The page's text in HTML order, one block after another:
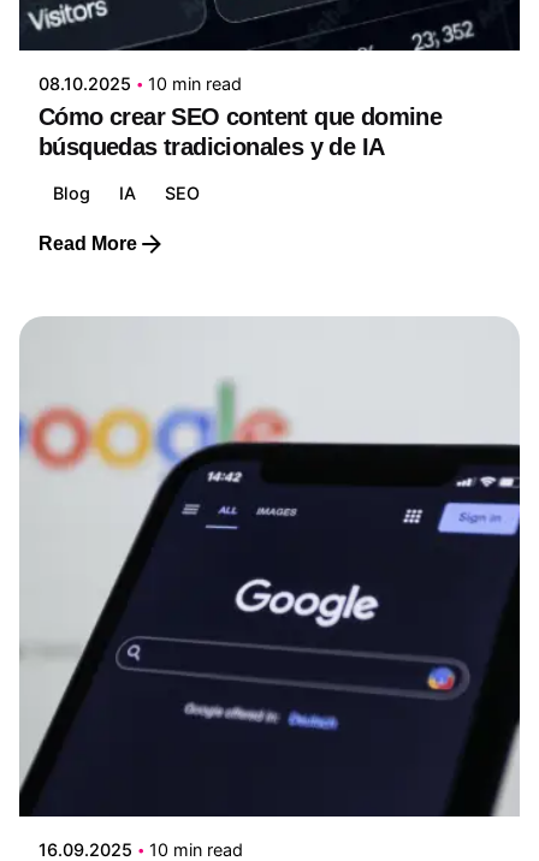
Edwin Ruiz
08.10.2025 10 min read
Cómo crear SEO content que domine
búsquedas tradicionales y de IA
Blog IA SEO
Read More
16.09.2025 10 min read